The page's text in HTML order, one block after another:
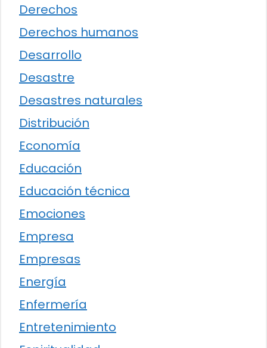
Derechos
Derechos humanos
Desarrollo
Desastre
Desastres naturales
Distribución
Economía
Educación
Educación técnica
Emociones
Empresa
Empresas
Energía
Enfermería
Entretenimiento